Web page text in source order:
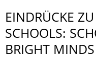
­EINDRÜCKE
SCHOOLS:
BRIGHT